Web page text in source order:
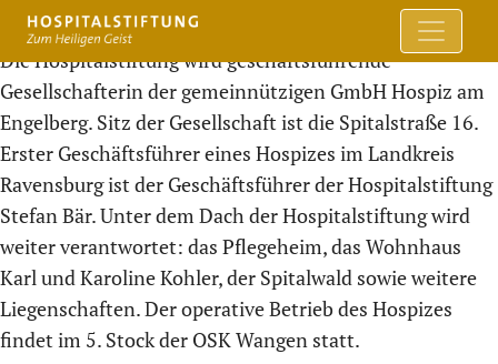
Die Hospitalstiftung wird geschäftsführende
Gesellschafterin der gemeinnützigen GmbH Hospiz am
Engelberg. Sitz der Gesellschaft ist die Spitalstraße 16.
Erster Geschäftsführer eines Hospizes im Landkreis
Ravensburg ist der Geschäftsführer der Hospitalstiftung
Stefan Bär. Unter dem Dach der Hospitalstiftung wird
weiter verantwortet: das Pflegeheim, das Wohnhaus
Karl und Karoline Kohler, der Spitalwald sowie weitere
Liegenschaften. Der operative Betrieb des Hospizes
findet im 5. Stock der OSK Wangen statt.